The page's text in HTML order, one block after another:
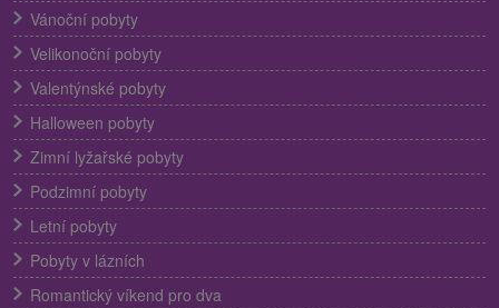
Vánoční pobyty
Velikonoční pobyty
Valentýnské pobyty
Halloween pobyty
Zimní lyžařské pobyty
Podzimní pobyty
Letní pobyty
Pobyty v lázních
Romantický víkend pro dva